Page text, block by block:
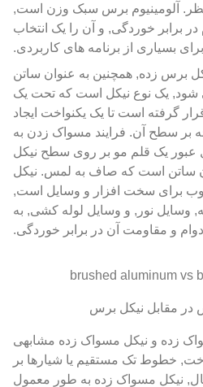
نظر. آلومینیوم برس سبک وزن است,
در برابر خوردگی, و آن را یک انتخاب
بسیاری از برنامه های کاربردی.
برس زده, همچنین به عنوان ساتن
شود, یک نوع نیکل است که تحت یک
گرفته است تا یک یکنواخت ایجاد
بر سطح آن. فرایند مسواک زدن به
یک قلم مو بر روی سطح نیکل
ساتن است که صاف به لمس. نیکل
برای سخت افزار و وسایل است,
وسایل نور, و وسایل لوله کشی, به
و مقاومت آن در برابر خوردگی.
در مقابل نیکل برس
زده و نیکل مسواک زده مشابهی
خطوط تک مستقیم یا شیارها بر
نیکل مسواک زده به طور معمول